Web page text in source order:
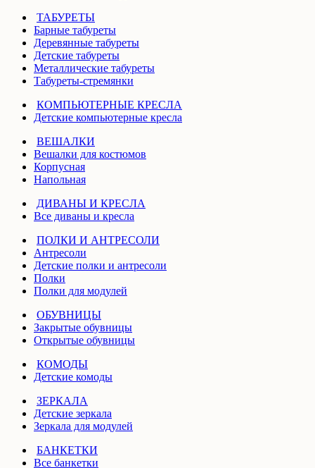
ТАБУРЕТЫ
Барные табуреты
Деревянные табуреты
Детские табуреты
Металлические табуреты
Табуреты-стремянки
КОМПЬЮТЕРНЫЕ КРЕСЛА
Детские компьютерные кресла
ВЕШАЛКИ
Вешалки для костюмов
Корпусная
Напольная
ДИВАНЫ И КРЕСЛА
Все диваны и кресла
ПОЛКИ И АНТРЕСОЛИ
Антресоли
Детские полки и антресоли
Полки
Полки для модулей
ОБУВНИЦЫ
Закрытые обувницы
Открытые обувницы
КОМОДЫ
Детские комоды
ЗЕРКАЛА
Детские зеркала
Зеркала для модулей
БАНКЕТКИ
Все банкетки